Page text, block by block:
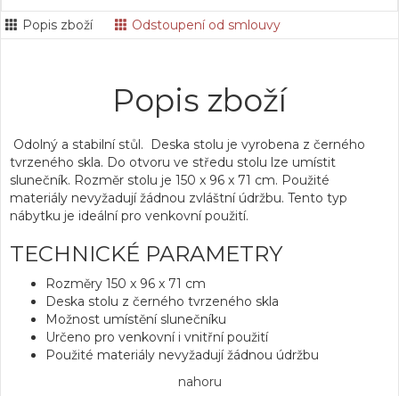
Popis zboží Odstoupení od smlouvy
Popis zboží
Odolný a stabilní stůl. Deska stolu je vyrobena z černého
tvrzeného skla. Do otvoru ve středu stolu lze umístit
slunečník. Rozměr stolu je 150 x 96 x 71 cm. Použité
materiály nevyžadují žádnou zvláštní údržbu. Tento typ
nábytku je ideální pro venkovní použití.
TECHNICKÉ PARAMETRY
Rozměry 150 x 96 x 71 cm
Deska stolu z černého tvrzeného skla
Možnost umístění slunečníku
Určeno pro venkovní i vnitřní použití
Použité materiály nevyžadují žádnou údržbu
nahoru